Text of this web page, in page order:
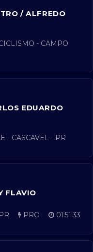
/ ALFREDO
- CAMPO
EDUARDO
- CASCAVEL - PR
FLAVIO
PRO
01:51:33